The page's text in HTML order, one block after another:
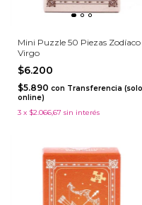
Mini Puzzle 50 Piezas Zodíaco
Virgo
$6.200
$5.890 con Transferencia (solo
online)
3 x $2.066,67 sin interés